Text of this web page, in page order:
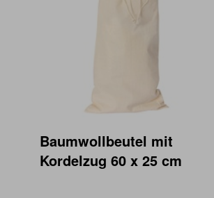
Baumwollbeutel mit
Kordelzug 60 x 25 cm